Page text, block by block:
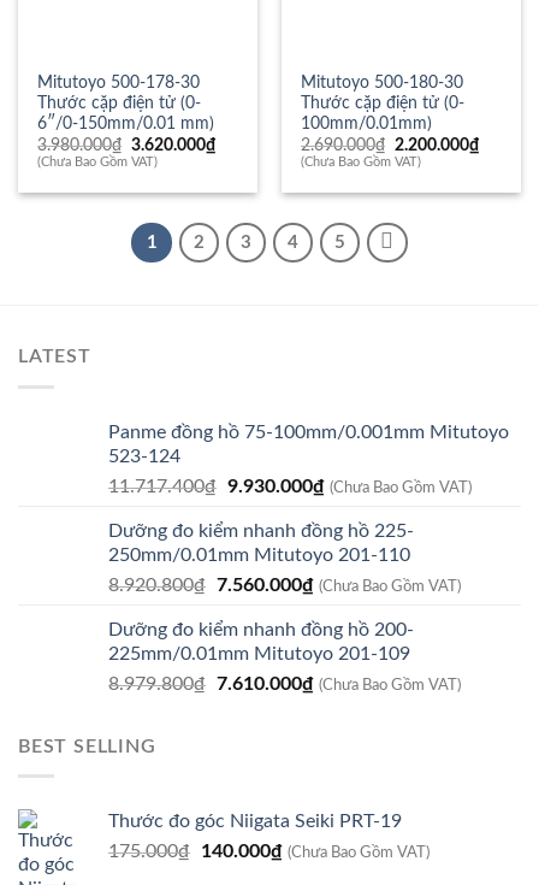
Mitutoyo 500-178-30
Thước cặp điện tử (0-
6″/0-150mm/0.01 mm)
3.980.000₫ Giá
gốc
3.980.000₫.
3.620.000₫
là:
(Chưa Bao Gồm VAT)
Mitutoyo 500-180-30
Thước cặp điện tử (0-
100mm/0.01mm)
2.690.000₫ Giá
gốc
2.690.000₫.
2.200.000₫
là:
(Chưa Bao Gồm VAT)
1 2 3 4 5
LATEST
Panme đồng hồ 75-100mm/0.001mm Mitutoyo
523-124
11.717.400₫ Giá
là:
11.717.400₫.
9.930.000₫Giá
tại
là:
9.930.000₫.
(Chưa Bao Gồm VAT)
Dưỡng đo kiểm nhanh đồng hồ 225-
250mm/0.01mm Mitutoyo 201-110
8.920.800₫ Giá
là:
8.920.800₫.
7.560.000₫Giá
tại
là:
7.560.000₫.
(Chưa Bao Gồm VAT)
Dưỡng đo kiểm nhanh đồng hồ 200-
225mm/0.01mm Mitutoyo 201-109
8.979.800₫ Giá
7.610.000₫Giá
(Chưa Bao Gồm VAT)
BEST SELLING
Thước đo góc Niigata Seiki PRT-19
175.000₫
Giá
140.000₫Giá
(Chưa Bao Gồm VAT)